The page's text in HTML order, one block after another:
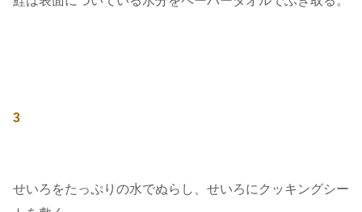
3
せいろをたっぷりの水でぬらし、せいろにクッキングシー